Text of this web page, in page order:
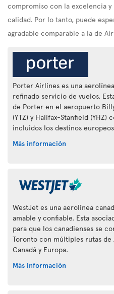
compromiso con la excelencia
calidad. Por lo tanto, puede
agradable comparable a la de
Porter Airlines es una
refinado servicio de vuelos.
de Porter en el aeropuerto
(YTZ) y Halifax-Stanfield (YHZ)
incluidos los destinos
Más información
WestJet es una aerolínea
amable y confiable. Esta
para que los canadienses se
Toronto con múltiples rutas de
Canadá y Europa.
Más información